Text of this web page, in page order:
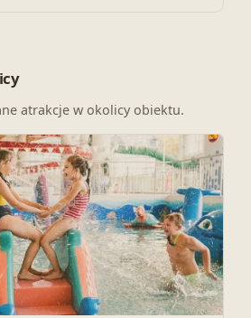
atrakcje w okolicy obiektu.